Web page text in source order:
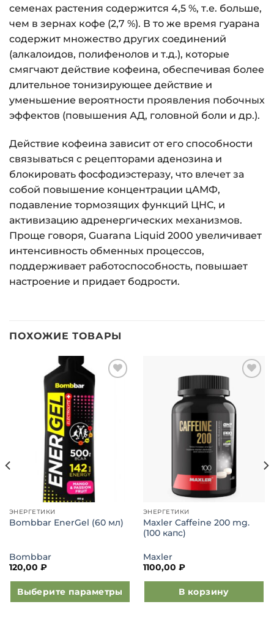
семенах растения содержится 4,5 %, т.е. больше,
чем в зернах кофе (2,7 %). В то же время гуарана
содержит множество других соединений
(алкалоидов, полифенолов и т.д.), которые
смягчают действие кофеина, обеспечивая более
длительное тонизирующее действие и
уменьшение вероятности проявления побочных
эффектов (повышения АД, головной боли и др.).
Действие кофеина зависит от его способности
связываться с рецепторами аденозина и
блокировать фосфодиэстеразу, что влечет за
собой повышение концентрации цАМФ,
подавление тормозящих функций ЦНС, и
активизацию адренергических механизмов.
Проще говоря, Guarana Liquid 2000 увеличивает
интенсивность обменных процессов,
поддерживает работоспособность, повышает
настроение и придает бодрости.
ПОХОЖИЕ ТОВАРЫ
Добавить
в список
желаний
ЭНЕРГЕТИКИ
Bombbar EnerGel (60 мл)
Bombbar
120,00 ₽
Выберите параметры
в список
желаний
ЭНЕРГЕТИКИ
Maxler Caffeine 200 mg.
(100 капс)
Maxler
1100,00 ₽
В корзину